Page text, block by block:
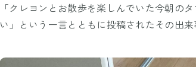
「クレヨンとお散歩を楽しんでいた今朝の
い」という一言とともに投稿されたその出来